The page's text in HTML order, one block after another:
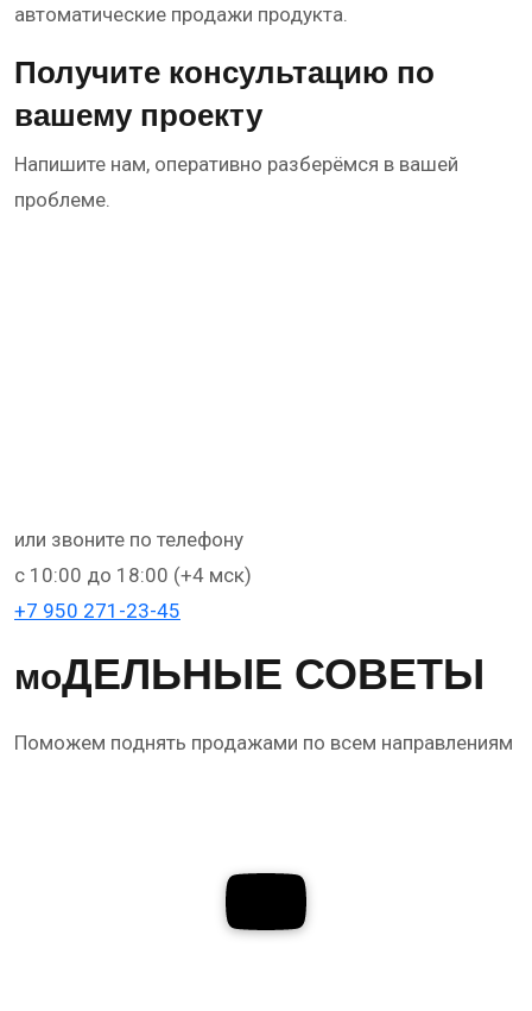
автоматические продажи продукта.
Получите консультацию по
вашему проекту
Напишите нам, оперативно разберёмся в вашей
проблеме.
или звоните по телефону
с 10:00 до 18:00 (+4 мск)
+7 950 271-23-45
моДЕЛЬНЫЕ СОВЕТЫ
Поможем поднять продажами по всем направлениям